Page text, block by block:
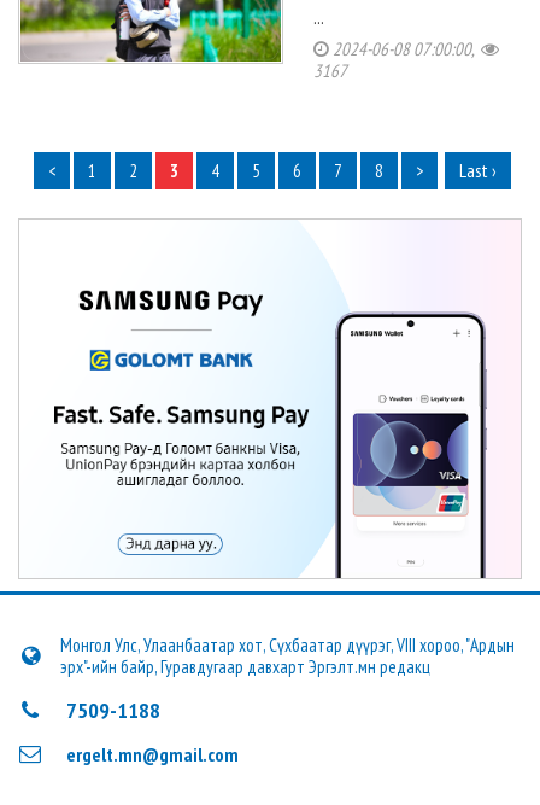
...
2024-06-08 07:00:00,
3167
< 1 2 3 4 5 6 7 8 > Last ›
Монгол Улс, Улаанбаатар хот, Сүхбаатар дүүрэг, VIII хороо, "Ардын
эрх"-ийн байр, Гуравдугаар давхарт Эргэлт.мн редакц
7509-1188
ergelt.mn@gmail.com